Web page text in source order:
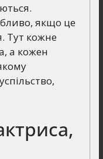
якщо це
Тут кожне
а кожен